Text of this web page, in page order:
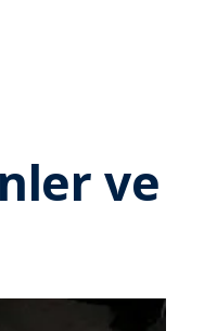
ve